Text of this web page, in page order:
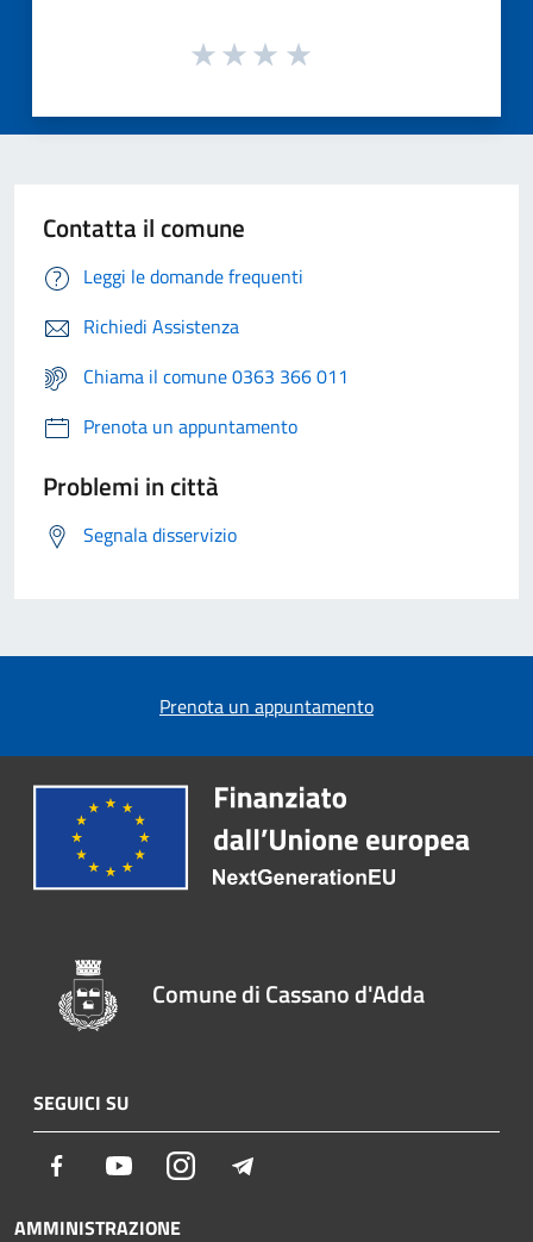
Contatta il comune
Leggi le domande frequenti
Richiedi Assistenza
Chiama il comune 0363 366 011
Prenota un appuntamento
Problemi in città
Segnala disservizio
Prenota un appuntamento
Comune di Cassano d'Adda
SEGUICI SU
Facebook YoutubeInstagram
AMMINISTRAZIONE